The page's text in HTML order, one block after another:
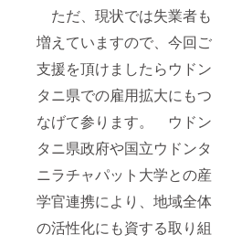
ただ、現状では失業者も
増えていますので、今回ご
支援を頂けましたらウドン
タニ県での雇用拡大にもつ
なげて参ります。 ウドン
タニ県政府や国立ウドンタ
ニラチャパット大学との産
学官連携により、地域全体
の活性化にも資する取り組